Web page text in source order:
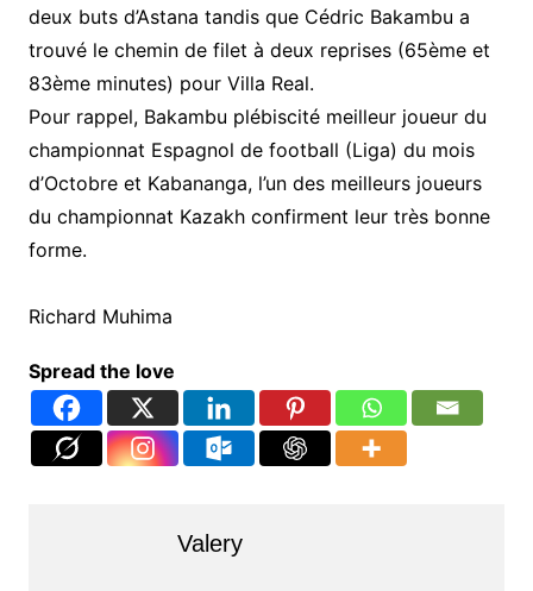
deux buts d’Astana tandis que Cédric Bakambu a
trouvé le chemin de filet à deux reprises (65ème et
83ème minutes) pour Villa Real.
Pour rappel, Bakambu plébiscité meilleur joueur du
championnat Espagnol de football (Liga) du mois
d’Octobre et Kabananga, l’un des meilleurs joueurs
du championnat Kazakh confirment leur très bonne
forme.
Richard Muhima
Spread the love
Valery